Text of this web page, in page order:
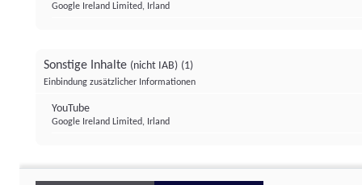
Google Ireland Limited, Irland
Sonstige Inhalte (nicht IAB) (1)
Einbindung zusätzlicher Informationen
YouTube
Google Ireland Limited, Irland